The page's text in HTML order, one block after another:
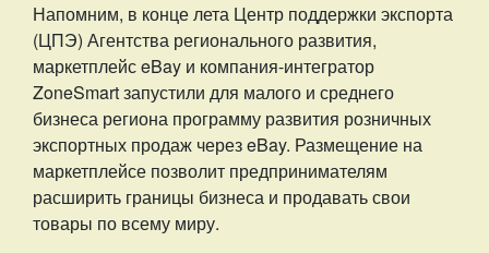
Напомним, в конце лета Центр поддержки экспорта
(ЦПЭ) Агентства регионального развития,
маркетплейс eBay и компания-интегратор
ZoneSmart запустили для малого и среднего
бизнеса региона программу развития розничных
экспортных продаж через eBay. Размещение на
маркетплейсе позволит предпринимателям
расширить границы бизнеса и продавать свои
товары по всему миру.